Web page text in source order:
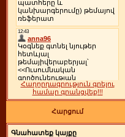
Հաղորդագրություն գրելու
համար գրանցվեք!!!
Հարցում
Գնահատեք կայքը